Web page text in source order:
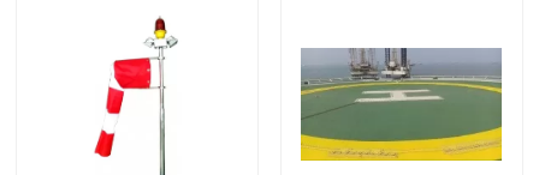
ทัวร์โรงงาน
ควบคุมคุณภาพ